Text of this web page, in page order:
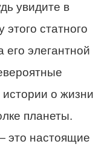
увидите в
этого статного
его элегантной
о жизни
планеты.
это настоящие